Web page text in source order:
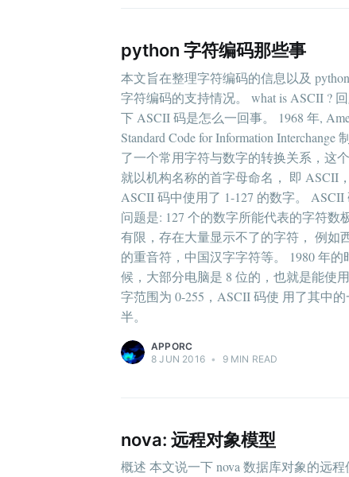
python 字符编码那些事
本文旨在整理字符编码的信息以及
字符编码的支持情况。 what is ASCII ?
下 ASCII 码是怎么一回事。 1968 年,
Standard Code for Information Interchange
了一个常用字符与数字的转换关系，这
就以机构名称的首字母命名， 即 ASCII，
ASCII 码中使用了 1-127 的数字。 ASCII
问题是: 127 个的数字所能代表的字符数
有限，存在大量显示不了的字符， 例如
的重音符，中国汉字字符等。 1980 年的
候，大部分电脑是 8 位的，也就是能使
字范围为 0-255，ASCII 码使 用了其中的
半。
APPORC
8 JUN 2016 • 9 MIN READ
nova: 远程对象模型
概述 本文说一下 nova 数据库对象的远程